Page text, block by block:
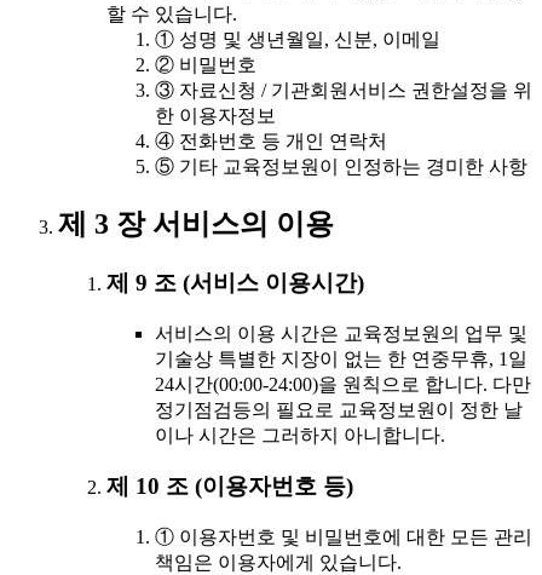
할 수 있습니다.
① 성명 및 생년월일, 신분, 이메일
② 비밀번호
③ 자료신청 / 기관회원서비스 권한설정을 위
한 이용자정보
④ 전화번호 등 개인 연락처
⑤ 기타 교육정보원이 인정하는 경미한 사항
제 3 장 서비스의 이용
제 9 조 (서비스 이용시간)
서비스의 이용 시간은 교육정보원의 업무 및
기술상 특별한 지장이 없는 한 연중무휴, 1일
24시간(00:00-24:00)을 원칙으로 합니다. 다만
정기점검등의 필요로 교육정보원이 정한 날
이나 시간은 그러하지 아니합니다.
제 10 조 (이용자번호 등)
① 이용자번호 및 비밀번호에 대한 모든 관리
책임은 이용자에게 있습니다.